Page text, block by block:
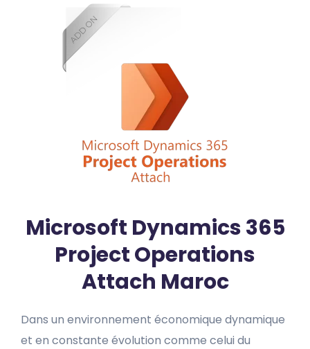
Microsoft Dynamics 365
Project Operations
Attach Maroc
Dans un environnement économique dynamique
et en constante évolution comme celui du